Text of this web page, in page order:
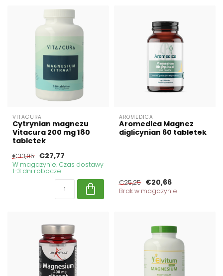
VITACURA
Cytrynian magnezu
Vitacura 200 mg 180
tabletek
€33,95 €27,77
W magazynie. Czas dostawy
1-3 dni robocze
AROMEDICA
Aromedica Magnez
diglicynian 60 tabletek
€25,25 €20,66
Brak w magazynie